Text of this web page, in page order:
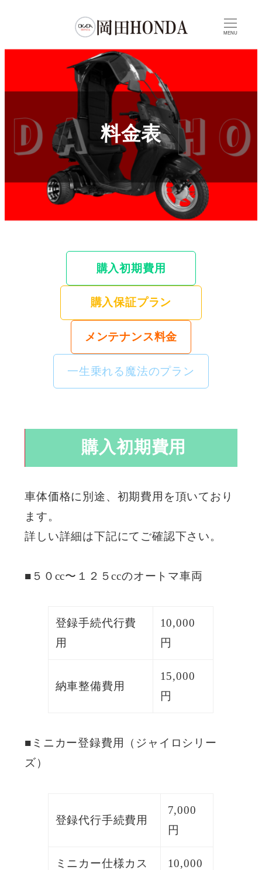
MENU
料金表
購入初期費用
購入保証プラン
メンテナンス料金
一生乗れる魔法のプラン
購入初期費用
車体価格に別途、初期費用を頂いており
ます。
詳しい詳細は下記にてご確認下さい。
■５０cc〜１２５ccのオートマ車両
登録手続代行費
用
10,000
円
納車整備費用
15,000
円
■ミニカー登録費用（ジャイロシリー
ズ）
登録代行手続費用
7,000
円
ミニカー仕様カス
10,000